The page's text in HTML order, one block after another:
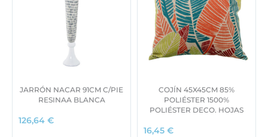
JARRÓN NACAR 91CM C/PIE
RESINAA BLANCA
126,64 €
COJÍN 45X45CM 85%
POLIÉSTER 1500%
POLIÉSTER DECO. HOJAS
16,45 €